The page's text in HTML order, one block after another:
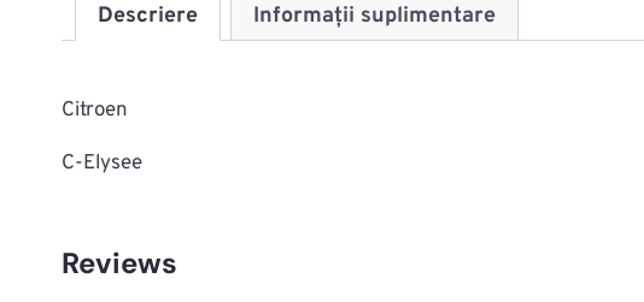
Descriere Informații suplimentare
Citroen
C-Elysee
Reviews